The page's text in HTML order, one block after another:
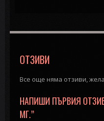
ОТЗИВИ
Все още няма отзиви,
НАПИШИ ПЪРВИЯ ОТЗИВ
МГ.”